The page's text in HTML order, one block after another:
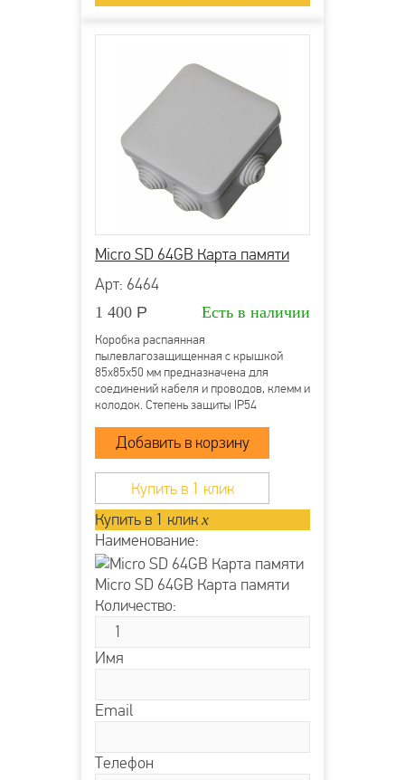
Micro SD 64GB Карта памяти
Арт: 6464
1 400 Р Есть в наличии
Коробка распаянная
пылевлагозащищенная с крышкой
85х85х50 мм предназначена для
соединений кабеля и проводов, клемм и
колодок. Степень защиты IP54
от ударов, пыли и влаги. Она
производится из прочного пластика
полипропилена и применяется для
открытой проводки....
Купить в 1 клик
Купить в 1 клик x
Наименование:
Micro SD 64GB Карта памяти
Количество:
Имя
Email
Телефон